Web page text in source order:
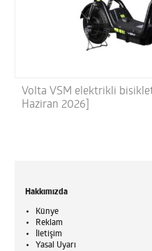
Volta VSM elektrikli
Haziran 2026]
Hakkımızda
Künye
Reklam
İletişim
Yasal Uyarı